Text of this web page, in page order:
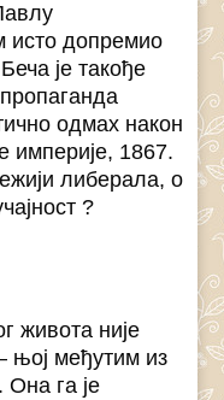
исто допремио
је такође
одмах након
империје, 1867.
либерала, о
?
живота није
њој међутим из
Она га је